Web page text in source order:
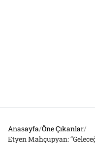
Anasayfa/Öne Çıkanlar/